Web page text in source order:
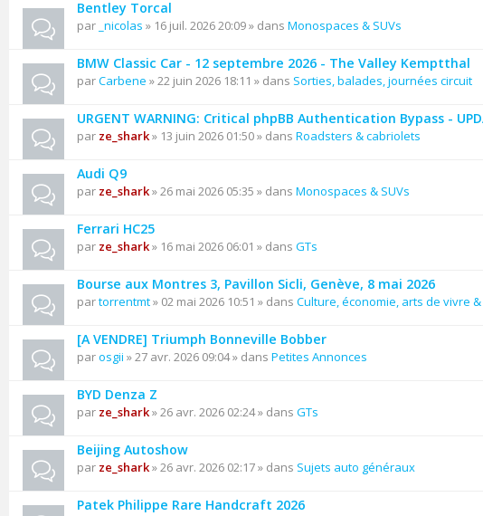
Bentley Torcal
par _nicolas » 16 juil. 2026 20:09 » dans Monospaces & SUVs
BMW Classic Car - 12 septembre 2026 - The Valley Kemptthal
parCarbene » 22 juin 2026 18:11 » dans Sorties, balades, journées circuit
URGENT WARNING: Critical phpBB Authentication Bypass -
par ze_shark» 13 juin 2026 01:50 » dans Roadsters & cabriolets
Audi Q9
par ze_shark» 26 mai 2026 05:35 » dans Monospaces & SUVs
Ferrari HC25
par ze_shark» 16 mai 2026 06:01 » dans GTs
Bourse aux Montres 3, Pavillon Sicli, Genève, 8 mai 2026
partorrentmt» 02 mai 2026 10:51 » dans Culture, économie, arts de vivre
[A VENDRE] Triumph Bonneville Bobber
parosgii » 27 avr. 2026 09:04 » dans Petites Annonces
BYD Denza Z
par ze_shark» 26 avr. 2026 02:24 » dans GTs
Beijing Autoshow
par ze_shark» 26 avr. 2026 02:17 » dans Sujets auto généraux
Patek Philippe Rare Handcraft 2026